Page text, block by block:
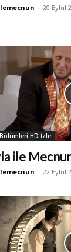
- 20 Eylül
HD İzle
ile
- 22 Eylül